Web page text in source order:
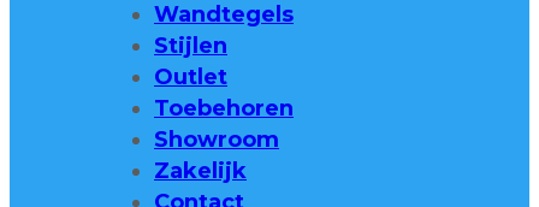
Wandtegels
Stijlen
Outlet
Toebehoren
Showroom
Zakelijk